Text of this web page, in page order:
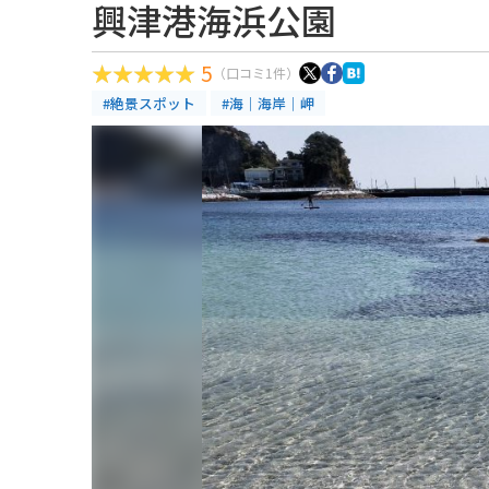
興津港海浜公園
5 （口コミ1件）
#絶景スポット #海｜海岸｜岬